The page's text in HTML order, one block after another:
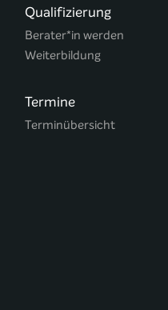
Qualifizierung
Berater*in werden
Weiterbildung
Termine
Terminübersicht